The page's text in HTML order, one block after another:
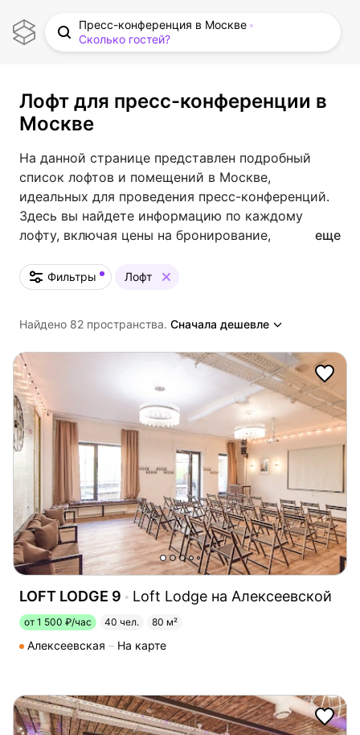
Пресс-конференция в Москве
Сколько гостей?
Лофт для пресс-конференции в
Москве
На данной странице представлен подробный
список лофтов и помещений в Москве,
идеальных для проведения пресс-конференций.
Здесь вы найдете информацию по каждому
лофту, включая цены на бронирование,
Удобный интерфейс поможет вам легко выбрать
подходящее место для успешного проведения
еще
Фильтры Лофт
Найдено 82 пространства. Сначала дешевле
LOFT LODGE 9 Loft Lodge на Алексеевской
от 1 500 ₽/час 40 чел. 80 м²
Алексеевская На карте